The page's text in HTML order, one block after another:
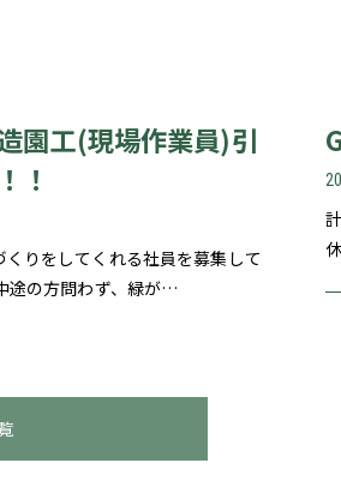
工(現場作業員)引
！
りをしてくれる社員を募集して
途の方問わず、緑が…